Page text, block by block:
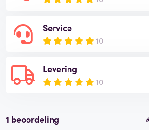
Service
10
Levering
10
1 beoordeling